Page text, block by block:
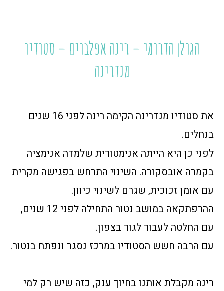
הגולן הדרומי – רינה אפלבוים – סטודיו
מנדרינה
את סטודיו מנדרינה הקימה רינה לפני 16 שנים
בנחלים.
לפני כן היא הייתה אנימטורית שלמדה אנימציה
בקמרה אובסקורה. השינוי התרחש בפגישה מקרית
עם אומן זכוכית, שגרם לשינוי כיוון.
ההרפתקאה במושב נטור התחילה לפני 12 שנים,
עם החלטה לעבור לגור בצפון.
עם הרבה חשש הסטודיו במרכז נסגר ונפתח בנטור.
רינה מקבלת אותנו בחיוך ענק, כזה שיש רק למי